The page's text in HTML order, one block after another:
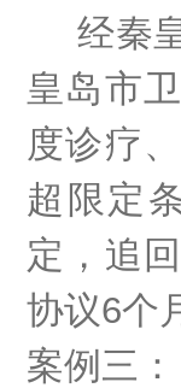
经秦
皇岛市
度诊疗
超限定
定，追
协议6个
案例三：